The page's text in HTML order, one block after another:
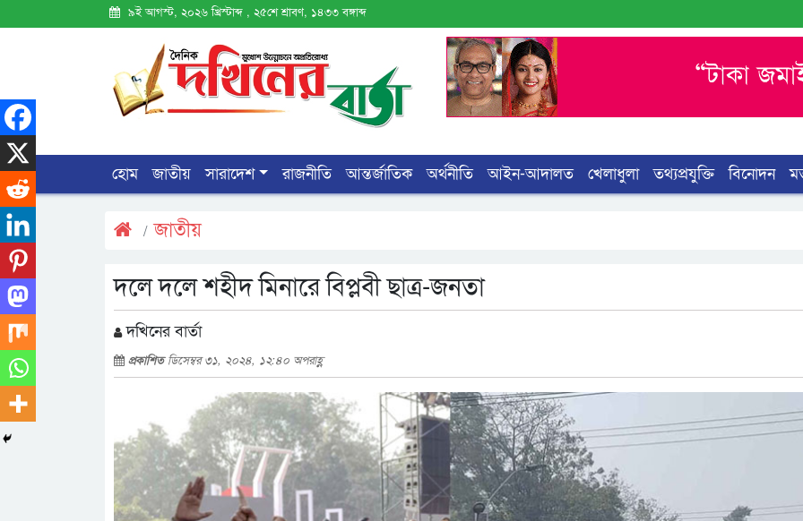
৯ই আগস্ট, ২০২৬ খ্রিস্টাব্দ , ২৫শে শ্রাবণ, ১৪৩৩ বঙ্গাব্দ
হোম জাতীয় সারাদেশ রাজনীতি আন্তর্জাতিক অর্থনীতি আইন-আদালত খেলাধুলা তথ্যপ্রযুক্তি বিনোদন
জাতীয়
দলে দলে শহীদ মিনারে বিপ্লবী ছাত্র-জনতা
দখিনের বার্তা
প্রকাশিতডিসেম্বর ৩১, ২০২৪, ১২:৪০ অপরাহ্ণ